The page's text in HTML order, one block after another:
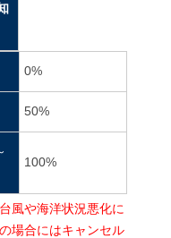
0%
50%
100%
風や海洋状況悪化に
場合にはキャンセル